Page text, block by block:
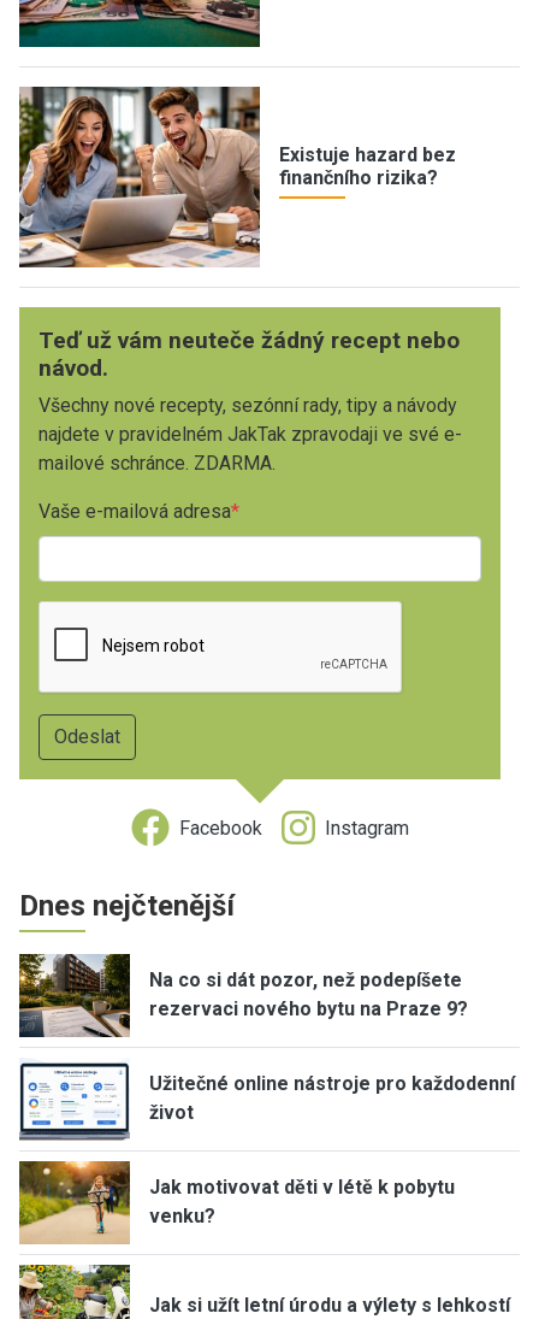
Existuje hazard bez
finančního rizika?
Teď už vám neuteče žádný recept nebo
návod.
Všechny nové recepty, sezónní rady, tipy a návody
najdete v pravidelném JakTak zpravodaji ve své e-
mailové schránce. ZDARMA.
Vaše e-mailová adresa
Facebook Instagram
Dnes nejčtenější
Na co si dát pozor, než podepíšete
rezervaci nového bytu na Praze 9?
Užitečné online nástroje pro každodenní
život
Jak motivovat děti v létě k pobytu
venku?
Jak si užít letní úrodu a výlety s lehkostí